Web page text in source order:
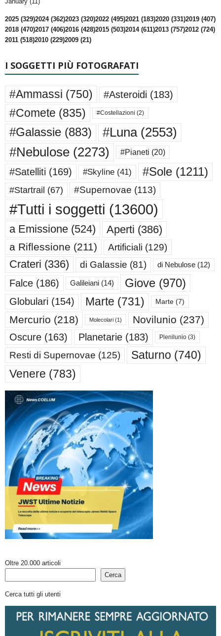
2025 (329)2024 (362)2023 (320)2022 (495)2021 (183)2020 (331)2019 (407)
2018 (470)2017 (406)2016 (428)2015 (503)2014 (611)2013 (757)2012 (724)
2011 (518)2010 (229)2009 (21)
I SOGGETTI PIÙ FOTOGRAFATI
#Ammassi (750) #Asteroidi (183)
#Comete (835) #Costellazioni (2)
#Galassie (883) #Luna(2553)
#Nebulose (2273) #Pianeti (20)
#Satelliti (169) #Skyline (41) #Sole (1211)
#Startrail (67) #Supernovae (113)
#Tutti i soggetti (13600)
a Emissione (524) Aperti (386)
a Riflessione (211) Artificiali (129)
Crateri (336) di Galassie (81) di Nebulose (12)
Falce (186) Galileiani (14) Giove (970)
Globulari (154) Marte (731) Marte (7)
Mercurio (218) Molecolari (1) Novilunio (237)
Oscure (163) Planetarie (183) Plenilunio (3)
Resti di Supernovae (125) Saturno (740)
Venere (783)
Oltre 20.000 articoli
Cerca
Cerca tutti gli utenti